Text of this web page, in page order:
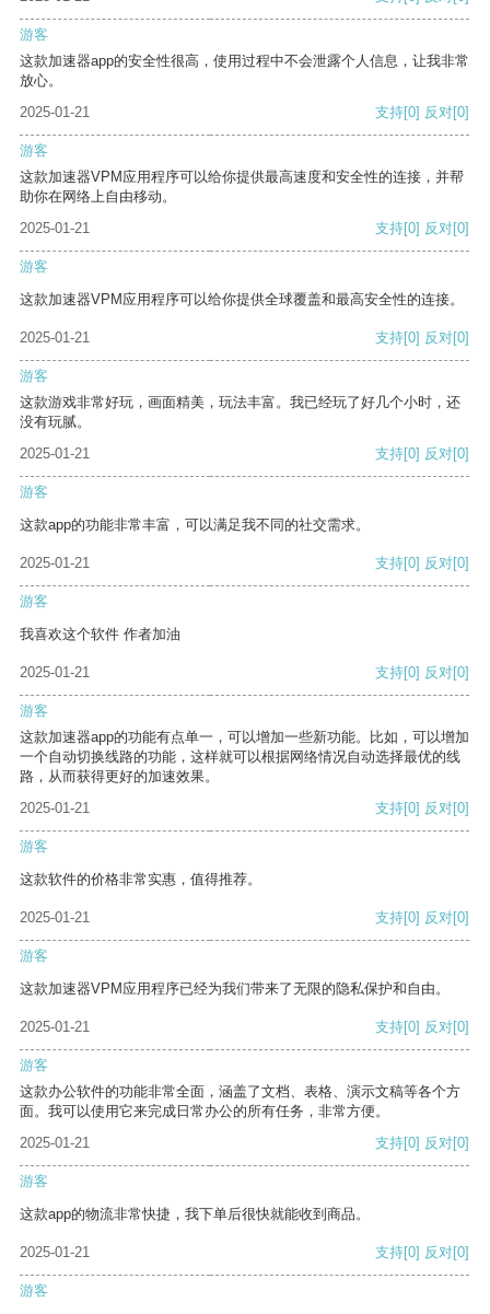
游客
这款加速器app的安全性很高，使用过程中不会泄露个人信息，让我非常
放心。
2025-01-21
支持[0] 反对[0]
游客
这款加速器VPM应用程序可以给你提供最高速度和安全性的连接，并帮
助你在网络上自由移动。
2025-01-21
支持[0] 反对[0]
游客
这款加速器VPM应用程序可以给你提供全球覆盖和最高安全性的连接。
2025-01-21 支持[0] 反对[0]
游客
这款游戏非常好玩，画面精美，玩法丰富。我已经玩了好几个小时，还
没有玩腻。
2025-01-21
支持[0] 反对[0]
游客
这款app的功能非常丰富，可以满足我不同的社交需求。
2025-01-21 支持[0] 反对[0]
游客
我喜欢这个软件 作者加油
2025-01-21 支持[0] 反对[0]
游客
这款加速器app的功能有点单一，可以增加一些新功能。比如，可以增加
一个自动切换线路的功能，这样就可以根据网络情况自动选择最优的线
路，从而获得更好的加速效果。
2025-01-21
支持[0] 反对[0]
游客
这款软件的价格非常实惠，值得推荐。
2025-01-21 支持[0] 反对[0]
游客
这款加速器VPM应用程序已经为我们带来了无限的隐私保护和自由。
2025-01-21 支持[0] 反对[0]
游客
这款办公软件的功能非常全面，涵盖了文档、表格、演示文稿等各个方
面。我可以使用它来完成日常办公的所有任务，非常方便。
2025-01-21
支持[0] 反对[0]
游客
这款app的物流非常快捷，我下单后很快就能收到商品。
2025-01-21 支持[0] 反对[0]
游客